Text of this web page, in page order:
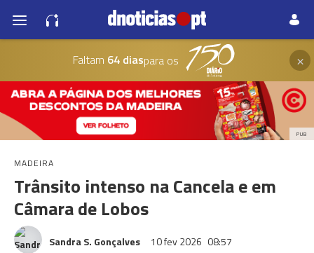
Faltam 64 diaspara os ×
PUB
MADEIRA
Trânsito intenso na Cancela e em
Câmara de Lobos
Sandra S. Gonçalves 10 fev 2026 08:57